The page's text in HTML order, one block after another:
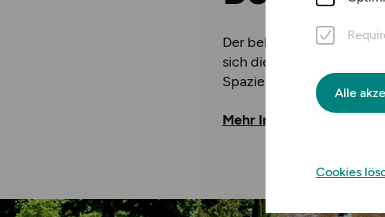
Alle
Cookies
Der bekannte
sich die Kinder
Spazierengehen und
Mehr Informationen zu